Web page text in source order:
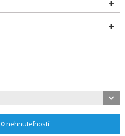
0nehnuteľností